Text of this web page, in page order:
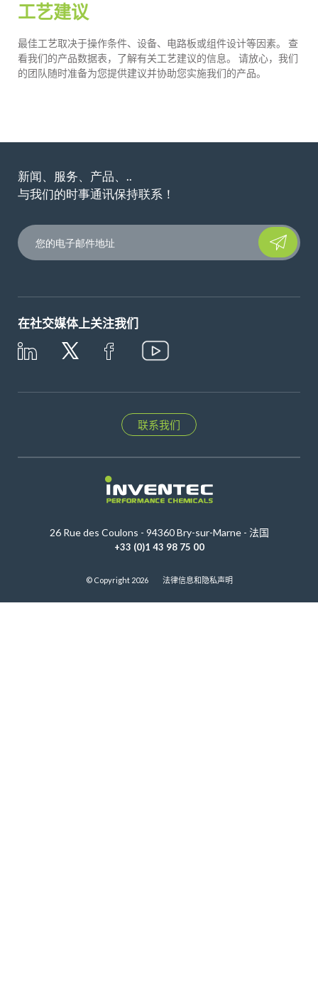
工艺建议
最佳工艺取决于操作条件、设备、电路板或组件设计等因素。 查
看我们的产品数据表，了解有关工艺建议的信息。 请放心，我们
的团队随时准备为您提供建议并协助您实施我们的产品。
新闻、服务、产品、..
与我们的时事通讯保持联系！
Please
在社交媒体上关注我们
联系我们
26 Rue des Coulons - 94360 Bry-sur-Marne - 法国
+33 (0)1 43 98 75 00
© Copyright 2026 法律信息和隐私声明